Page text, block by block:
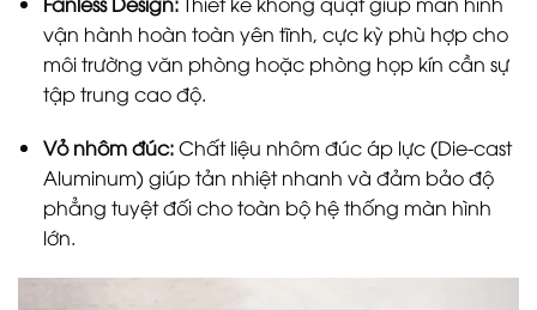
vận hành hoàn toàn yên tĩnh, cực kỳ phù hợp cho
môi trường văn phòng hoặc phòng họp kín cần sự
tập trung cao độ.
Vỏ nhôm đúc:Chất liệu nhôm đúc áp lực (Die-cast
Aluminum) giúp tản nhiệt nhanh và đảm bảo độ
phẳng tuyệt đối cho toàn bộ hệ thống màn hình
lớn.